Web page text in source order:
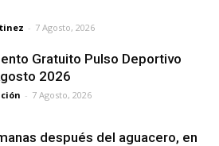
- 7 Agosto, 2026
Gratuito Pulso Deportivo
2026
- 7 Agosto, 2026
después del aguacero, en